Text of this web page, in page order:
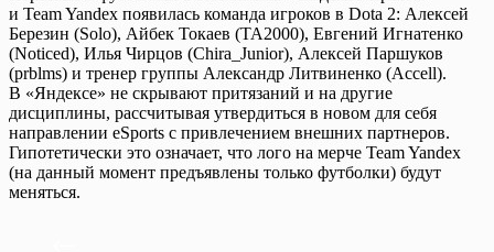
и Team Yandex появилась команда игроков в Dota 2: Алексей
Березин (Solo), Айбек Токаев (TA2000), Евгений Игнатенко
(Noticed), Илья Чирцов (Chira_Junior), Алексей Паршуков
(prblms) и тренер группы Александр Литвиненко (Accell).
В «Яндексе» не скрывают притязаний и на другие
дисциплины, рассчитывая утвердиться в новом для себя
направлении eSports с привлечением внешних партнеров.
Гипотетически это означает, что лого на мерче Team Yandex
(на данный момент предъявлены только футболки) будут
меняться.